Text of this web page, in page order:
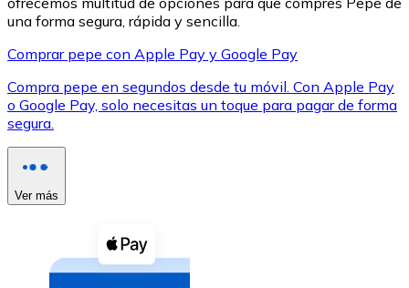
XRP
XRP
Ver todo
Compra criptomonedas con efectivo en tu tienda más
una forma segura, rápida y sencilla.
Comprar pepe con Apple Pay y Google Pay
Compra pepe en segundos desde tu móvil. Con Apple Pay
o Google Pay, solo necesitas un toque para pagar de forma
segura.
Ver más